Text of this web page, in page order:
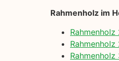
Rahmenholz im